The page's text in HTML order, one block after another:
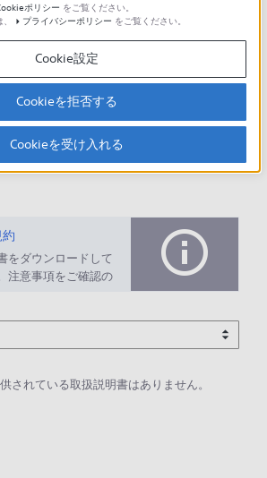
されているアップデート情報はありませ
をダウンロードして
注意事項をご確認の
されている取扱説明書はありません。
ポリシー をご覧ください。
プライバシーポリシー をご覧ください。
Cookie設定
Cookieを拒否する
Cookieを受け入れる